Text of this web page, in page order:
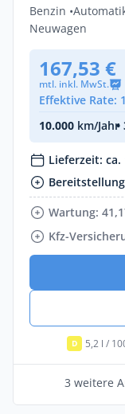
Benzin •
Neuwagen
167,53 €
mtl. inkl. MwSt.
Effektive Rate:
10.000 km/Jahr
•
Lieferzeit:
Wartung:
Kfz-
D 5,2 l /
3 weitere